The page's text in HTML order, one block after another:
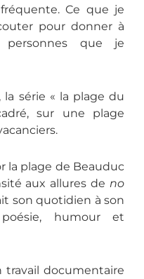
Ce que je
pour donner à
que je
série « la plage du
sur une plage
la plage de Beauduc
aux allures de no
son quotidien à son
humour et
travail documentaire